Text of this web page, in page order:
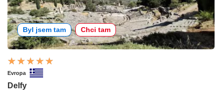
Byl jsem tam Chci tam
Evropa
Delfy